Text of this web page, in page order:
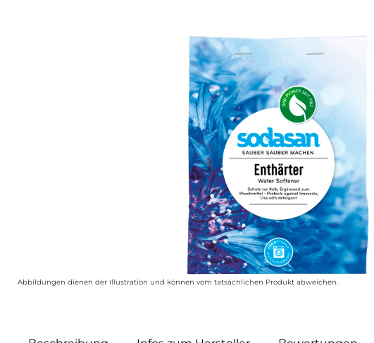
Abbildungen dienen der Illustration und können vom tatsächlichen Produkt abweichen.